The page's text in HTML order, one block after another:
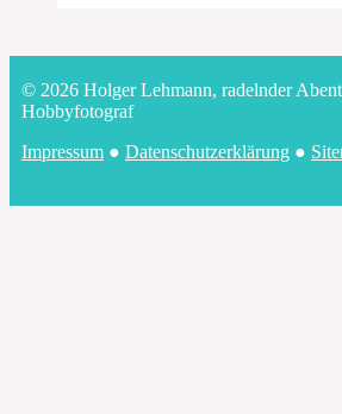
© 2026 Holger Lehmann, radelnder
Hobbyfotograf
Impressum ● Datenschutzerklärung ●